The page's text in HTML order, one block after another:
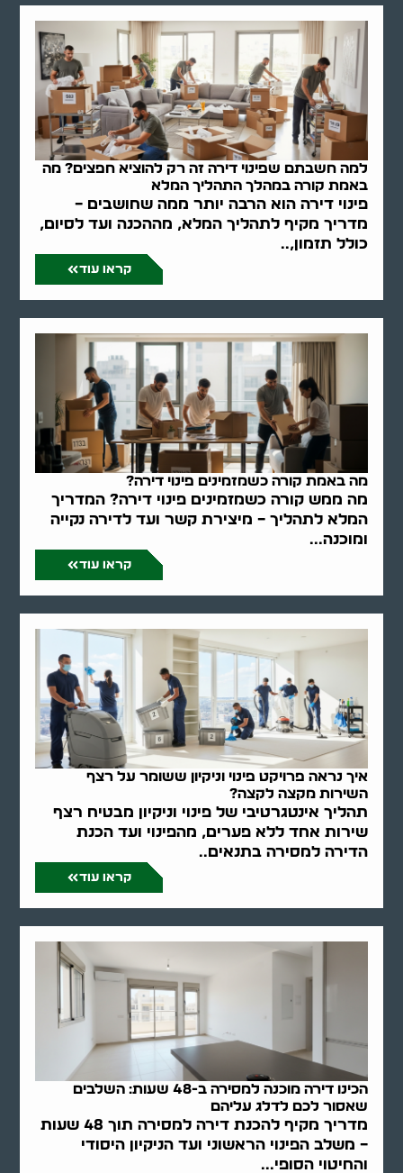
למה חשבתם שפינוי דירה זה רק להוציא חפצים? מה
באמת קורה במהלך התהליך המלא
פינוי דירה הוא הרבה יותר ממה שחושבים –
מדריך מקיף לתהליך המלא, מההכנה ועד לסיום,
כולל תזמון,..
קראו עוד
מה באמת קורה כשמזמינים פינוי דירה?
מה ממש קורה כשמזמינים פינוי דירה? המדריך
המלא לתהליך – מיצירת קשר ועד לדירה נקייה
ומוכנה...
קראו עוד
איך נראה פרויקט פינוי וניקיון ששומר על רצף
השירות מקצה לקצה?
תהליך אינטגרטיבי של פינוי וניקיון מבטיח רצף
שירות אחד ללא פערים, מהפינוי ועד הכנת
הדירה למסירה בתנאים..
קראו עוד
הכינו דירה מוכנה למסירה ב-48 שעות: השלבים
שאסור לכם לדלג עליהם
מדריך מקיף להכנת דירה למסירה תוך 48 שעות
– משלב הפינוי הראשוני ועד הניקיון היסודי
והחיטוי הסופי...